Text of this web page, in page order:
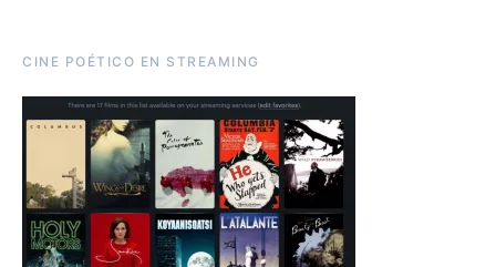
CINE POÉTICO EN STREAMING